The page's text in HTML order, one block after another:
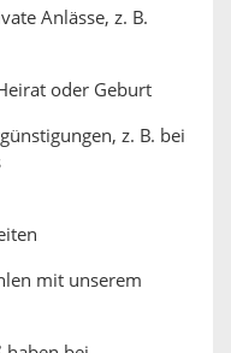
Anlässe, z. B.
oder Geburt
z. B. bei
mit unserem